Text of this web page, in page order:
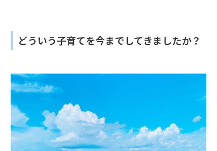
どういう子育てを今までしてきましたか？